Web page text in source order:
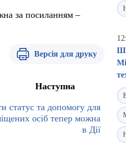
за посиланням –
Версія для друку
Наступна
статус та допомогу для
осіб тепер можна
в Дії